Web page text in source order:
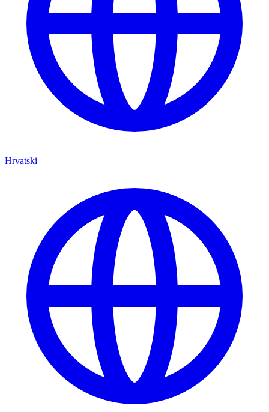
Hrvatski